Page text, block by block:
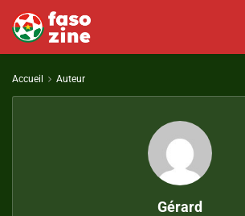
Accueil Auteur
Gérard